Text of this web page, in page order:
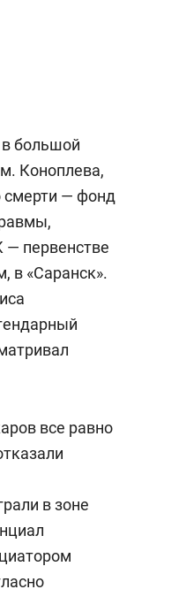
большой
Коноплева,
смерти — фонд
— первенстве
в «Саранск».
все равно
в зоне